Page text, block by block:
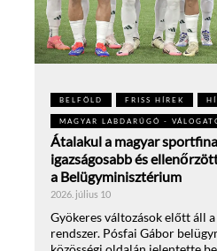
BELFÖLD FRISS HÍREK
MAGYAR LABDARÚGÓ -
Átalakul a magyar
igazságosabb és
a Belügyminisztérium
2026. július 10
Gyökeres változások előtt áll
rendszer. Pósfai Gábor